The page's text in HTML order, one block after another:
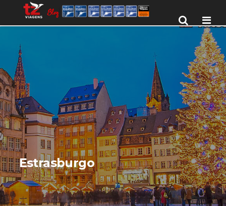
Estrasburgo